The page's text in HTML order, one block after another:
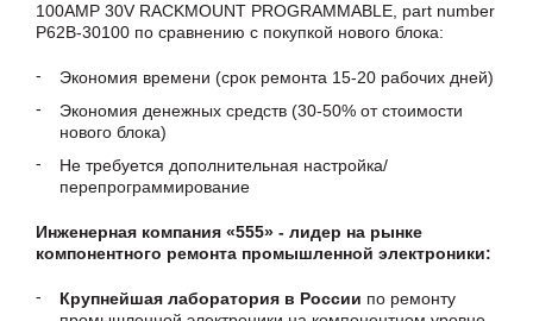
100AMP 30V RACKMOUNT PROGRAMMABLE, part number
P62B-30100 по сравнению с покупкой нового блока:
Экономия времени (срок ремонта 15-20 рабочих дней)
Экономия денежных средств (30-50% от стоимости
нового блока)
Не требуется дополнительная настройка/
перепрограммирование
Инженерная компания «555» - лидер на рынке
компонентного ремонта промышленной электроники:
Крупнейшая лаборатория в России по ремонту